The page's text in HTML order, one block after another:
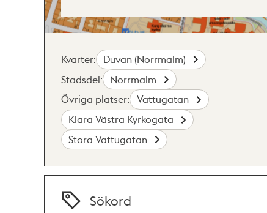
Kvarter:
Duvan (Norrmalm)
Stadsdel:
Norrmalm
Övriga platser:
Vattugatan
Klara Västra Kyrkogata
Stora Vattugatan
Sökord